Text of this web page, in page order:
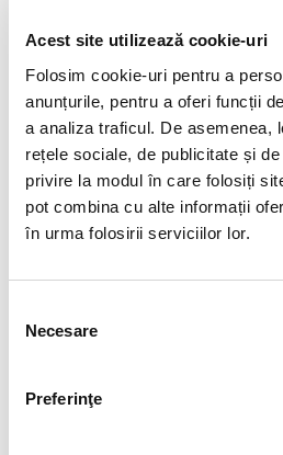
Acest site utilizează cookie-uri
Folosim cookie-uri pentru a
anunțurile, pentru a oferi funcții
a analiza traficul. De asemenea,
rețele sociale, de publicitate și
privire la modul în care folosiți
pot combina cu alte informații
în urma folosirii serviciilor lor.
consimțământului
Necesare
Preferinţe
100%
Cristal natural 100 %.
Pretul se refera la 1 bucata
fotografie.
Pozele sunt realizate cu aparat
monitor).Pozele sunt realizate cu
lumina alba.
mobilului/tabletei/laptopului